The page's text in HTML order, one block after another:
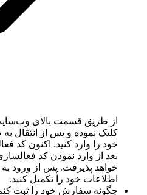
از طریق قسمت بالای
کلیک نموده و پس از انتقال
خود را وارد کنید. اکنون کد
بعد از وارد نمودن کد
خواهد پذیرفت. پس از ورود
اطلاعات خود را تکمیل کنید.
چگونه سفارش خود را ثبت